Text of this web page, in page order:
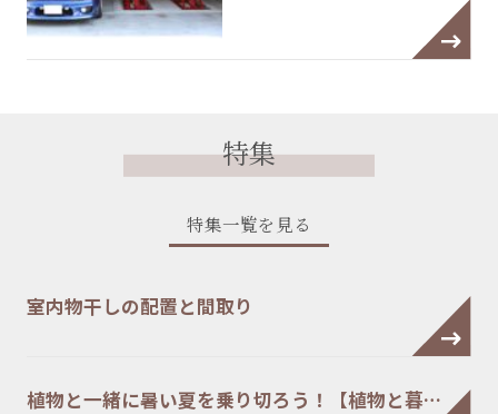
特集
特集一覧を見る
室内物干しの配置と間取り
植物と一緒に暑い夏を乗り切ろう！【植物と暮…